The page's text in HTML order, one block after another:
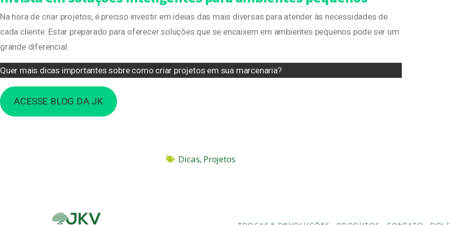
Na hora de criar projetos, é preciso investir em ideias das mais diversas para atender às necessidades de
cada cliente. Estar preparado para oferecer soluções que se encaixem em ambientes pequenos pode ser um
grande diferencial.
Quer mais dicas importantes sobre como criar projetos em sua marcenaria?
ACESSE BLOG DA JK
Dicas, Projetos